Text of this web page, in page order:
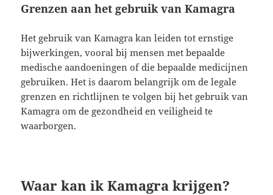
Grenzen aan het gebruik van Kamagra
Het gebruik van Kamagra kan leiden tot ernstige
bijwerkingen, vooral bij mensen met bepaalde
medische aandoeningen of die bepaalde medicijnen
gebruiken. Het is daarom belangrijk om de legale
grenzen en richtlijnen te volgen bij het gebruik van
Kamagra om de gezondheid en veiligheid te
waarborgen.
Waar kan ik Kamagra krijgen?